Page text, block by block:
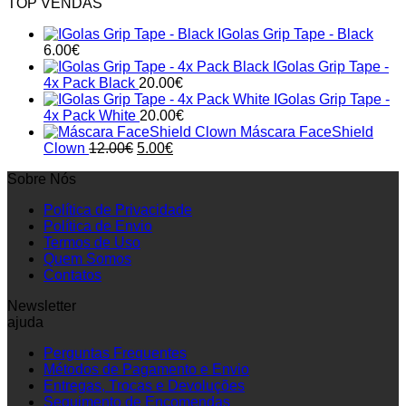
TOP VENDAS
IGolas Grip Tape - Black
6.00€
IGolas Grip Tape -
4x Pack Black 20.00€
IGolas Grip Tape -
4x Pack White 20.00€
Máscara FaceShield
Clown 12.00€ Original
5.00€Current
Sobre Nós
Política de Privacidade
Política de Envio
Termos de Uso
Quem Somos
Contatos
Newsletter
ajuda
Perguntas Frequentes
Métodos de Pagamento e Envio
Entregas, Trocas e Devoluções
Seguimento de Encomendas